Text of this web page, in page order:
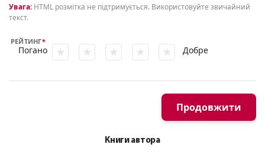
Увага: HTML розмітка не підтримується. Використовуйте звичайний
текст.
РЕЙТИНГ
Погано Добре
Продовжити
Книги автора